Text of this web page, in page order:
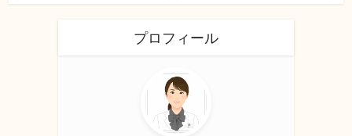
プロフィール